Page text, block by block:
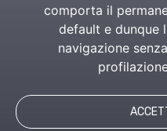
comporta il
default e dunque
navigazione
Presentati a HR
risultati della
fra i manager e
grandi aziende